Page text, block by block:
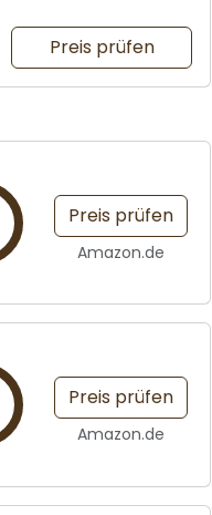
Preis prüfen
Preis prüfen
Amazon.de
Preis prüfen
Amazon.de